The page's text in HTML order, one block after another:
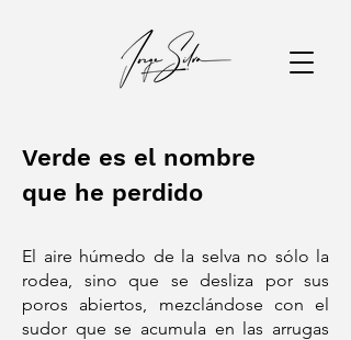
Verde es el nombre
que he perdido
El aire húmedo de la selva no sólo la
rodea, sino que se desliza por sus
poros abiertos, mezclándose con el
sudor que se acumula en las arrugas